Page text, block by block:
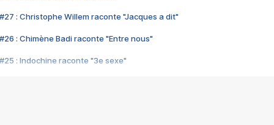
#27 : Christophe Willem raconte "Jacques a dit"
#26 : Chimène Badi raconte "Entre nous"
#25 : Indochine raconte "3e sexe"